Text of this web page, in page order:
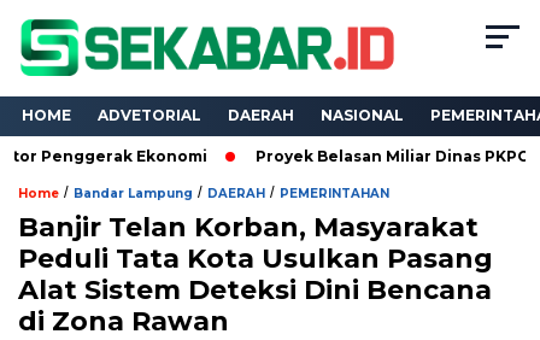
HOME ADVETORIAL DAERAH NASIONAL
Ekonomi Proyek Belasan Miliar Dinas PKPCK Lampung
Home / Bandar Lampung / DAERAH / PEMERINTAHAN
Banjir Telan Korban, Masyarakat
Peduli Tata Kota Usulkan Pasang
Alat Sistem Deteksi Dini Bencana
di Zona Rawan